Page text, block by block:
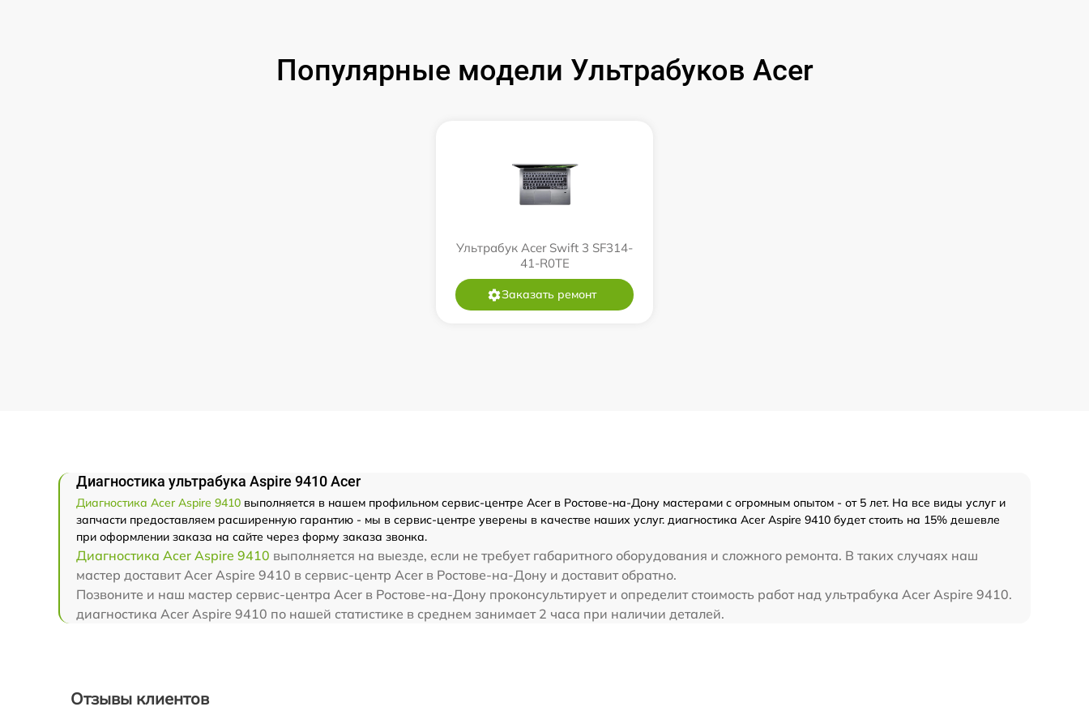
Популярные модели Ультрабуков Acer
Ультрабук Acer Swift 3 SF314-
41-R0TE
Заказать ремонт
Диагностика ультрабука Aspire 9410 Acer
Диагностика Acer Aspire 9410 выполняется в нашем профильном сервис-центре Acer в Ростове-на-Дону мастерами с огромным опытом - от 5 лет. На все виды услуг и
запчасти предоставляем расширенную гарантию - мы в сервис-центре уверены в качестве наших услуг. диагностика Acer Aspire 9410 будет стоить на 15% дешевле
при оформлении заказа на сайте через форму заказа звонка.
Диагностика Acer Aspire 9410 выполняется на выезде, если не требует габаритного оборудования и сложного ремонта. В таких случаях наш
мастер доставит Acer Aspire 9410 в сервис-центр Acer в Ростове-на-Дону и доставит обратно.
Позвоните и наш мастер сервис-центра Acer в Ростове-на-Дону проконсультирует и определит стоимость работ над ультрабука Acer Aspire 9410.
диагностика Acer Aspire 9410 по нашей статистике в среднем занимает 2 часа при наличии деталей.
Отзывы клиентов